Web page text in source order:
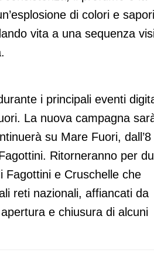
di colori e
vita a una sequenza
i principali eventi
La nuova campagna
su Mare Fuori, dall’8
Ritorneranno per
Fagottini e Cruschelle che
reti nazionali, affiancati da
e chiusura di alcuni